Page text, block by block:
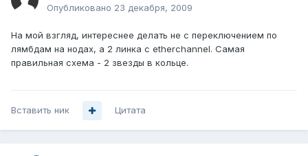
Опубликовано 23 декабря, 2009
На мой взгляд, интереснее делать не с переключением по
лямбдам на нодах, а 2 линка с etherchannel. Самая
правильная схема - 2 звезды в кольце.
Вставить ник Цитата